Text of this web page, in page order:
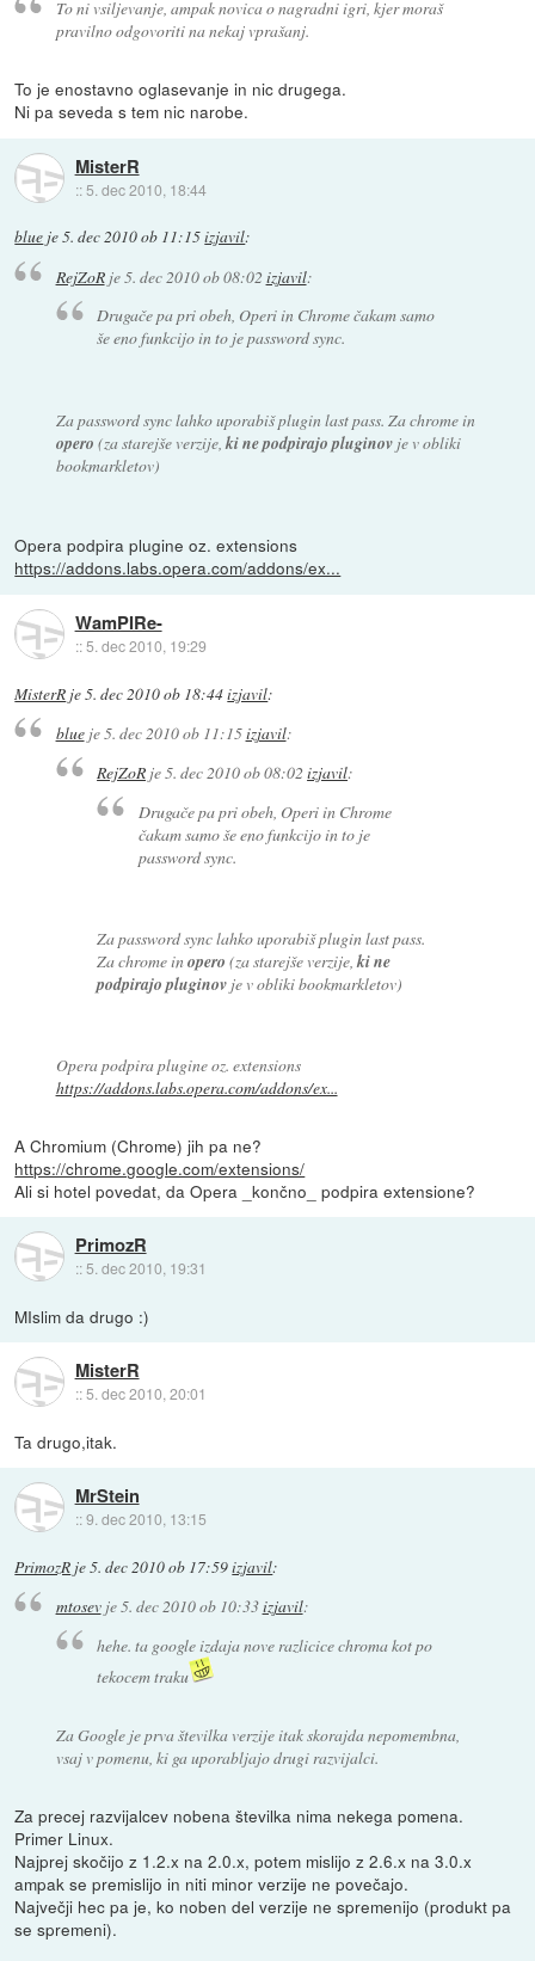
To ni vsiljevanje, ampak novica o nagradni igri, kjer moraš
pravilno odgovoriti na nekaj vprašanj.
To je enostavno oglasevanje in nic drugega.
Ni pa seveda s tem nic narobe.
MisterR
:: 5. dec 2010, 18:44
blue je5. dec 2010 ob 11:15izjavil:
RejZoRje5. dec 2010 ob 08:02 izjavil:
Drugače pa pri obeh, Operi in Chrome čakam samo
še eno funkcijo in to je password sync.
Za password sync lahko uporabiš plugin last pass. Za chrome in
opero (za starejše verzije, ki ne podpirajo pluginovje v obliki
bookmarkletov)
Opera podpira plugine oz. extensions
https://addons.labs.opera.com/addons/ex...
WamPIRe-
::5. dec 2010, 19:29
MisterR je5. dec 2010 ob 18:44izjavil:
blueje5. dec 2010 ob 11:15izjavil:
RejZoR je5. dec 2010 ob 08:02izjavil:
Drugače pa pri obeh, Operi in Chrome
čakam samo še eno funkcijo in to je
password sync.
Za password sync lahko uporabiš plugin last pass.
Za chrome inopero (za starejše verzije,ki ne
podpirajo pluginov je v obliki bookmarkletov)
Opera podpira plugine oz. extensions
https://addons.labs.opera.com/addons/ex...
A Chromium (Chrome) jih pa ne?
https://chrome.google.com/extensions/
Ali si hotel povedat, da Opera _končno_ podpira extensione?
PrimozR
:: 5. dec 2010, 19:31
MIslim da drugo :)
MisterR
::5. dec 2010, 20:01
Ta drugo,itak.
MrStein
::9. dec 2010, 13:15
PrimozR je5. dec 2010 ob 17:59izjavil:
mtosevje5. dec 2010 ob 10:33izjavil:
hehe. ta google izdaja nove razlicice chroma kot po
tekocem traku
Za Google je prva številka verzije itak skorajda nepomembna,
vsaj v pomenu, ki ga uporabljajo drugi razvijalci.
Za precej razvijalcev nobena številka nima nekega pomena.
Primer Linux.
Najprej skočijo z 1.2.x na 2.0.x, potem mislijo z 2.6.x na 3.0.x
ampak se premislijo in niti minor verzije ne povečajo.
Največji hec pa je, ko noben del verzije ne spremenijo (produkt pa
se spremeni).